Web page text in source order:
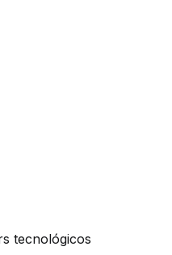
tecnológicos